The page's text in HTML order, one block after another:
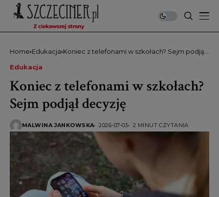
Home Edukacja Koniec z telefonami w szkołach? Sejm podjął
Edukacja
Koniec z telefonami w szkołach?
Sejm podjął decyzję
MALWINA JANKOWSKA 2026-07-03 2 MINUT CZYTANIA